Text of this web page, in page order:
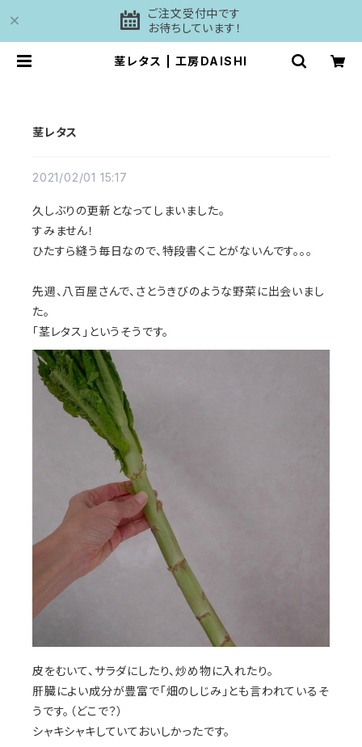
ご注文受付中です
お待ちしています！
茎レタス | 工房DAISHI
茎レタス
2021/02/01 15:17
久しぶりの更新となってしまいました。
すみません！
ひたすら縫う毎日なので、特段書くことがないんです。。。
先週、八百屋さんで、さとうきびのような野菜に出会いまし
た。
「茎レタス」というそうです。
皮をむいて、サラダにしたり、炒め物に入れたり。
肝臓によい成分が豊富で「畑のしじみ」とも言われているそ
うです。（どこで？）
シャキシャキしていておいしかったです。